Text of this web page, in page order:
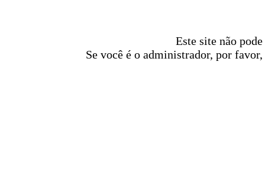
Este site não
Se você é o administrador, por